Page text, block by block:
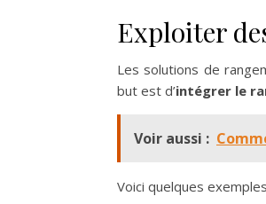
Exploiter
Les solutions de
but est d’intégrer le
Voir aussi :
Voici quelques